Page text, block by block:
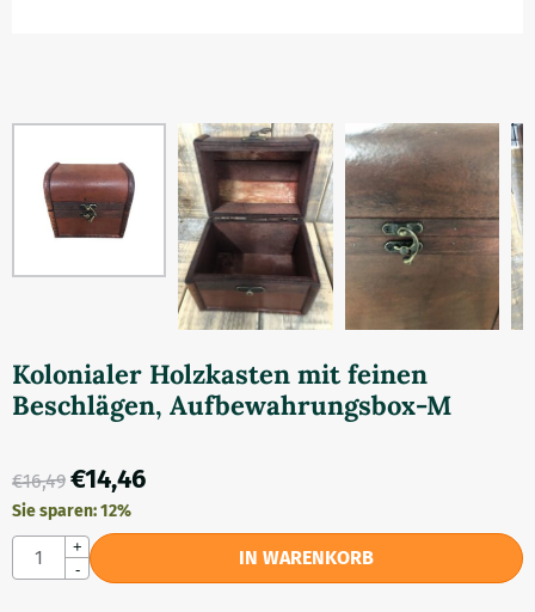
Kolonialer Holzkasten mit feinen
Beschlägen, Aufbewahrungsbox-M
€16,49 €14,46
Sie sparen:12%
Anzahl
+
-
IN WARENKORB